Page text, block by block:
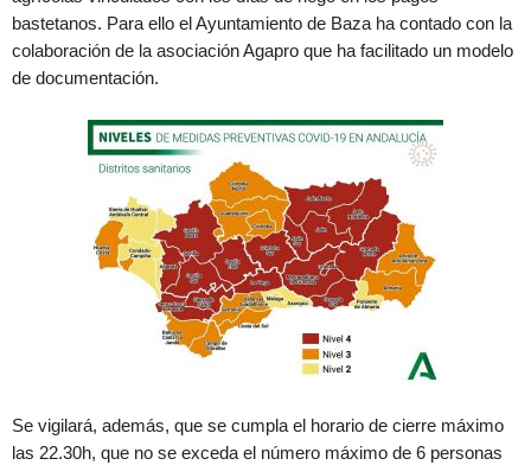
bastetanos. Para ello el Ayuntamiento de Baza ha contado con la
colaboración de la asociación Agapro que ha facilitado un modelo
de documentación.
Se vigilará, además, que se cumpla el horario de cierre máximo
las 22.30h, que no se exceda el número máximo de 6 personas